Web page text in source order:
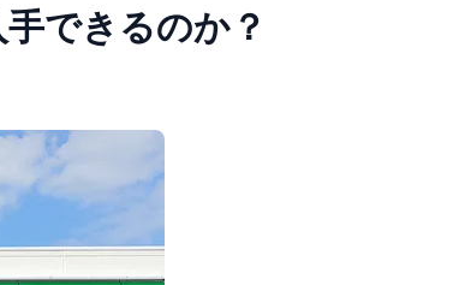
できるのか？